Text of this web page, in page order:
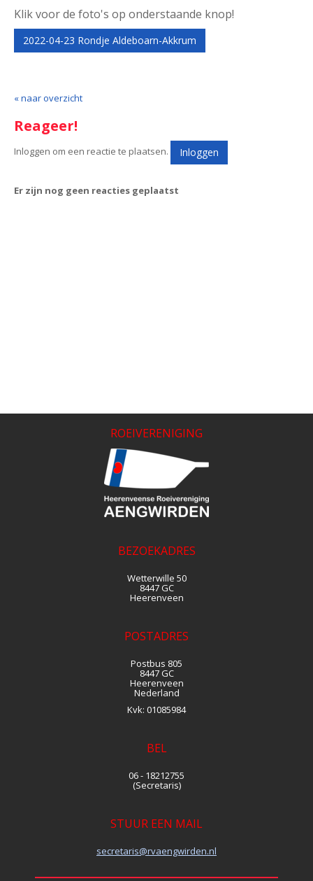
Klik voor de foto's op onderstaande knop!
2022-04-23 Rondje Aldeboarn-Akkrum
« naar overzicht
Reageer!
Inloggen om een reactie te plaatsen. Inloggen
Er zijn nog geen reacties geplaatst
ROEIVERENIGING
BEZOEKADRES
Wetterwille 50
8447 GC
Heerenveen
POSTADRES
Postbus 805
8447 GC
Heerenveen
Nederland
Kvk: 01085984
BEL
06 - 18212755
(Secretaris)
STUUR EEN MAIL
siraterces@rvaengwirden.nl